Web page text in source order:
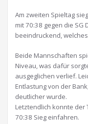
Am zweiten Spieltag
mit 70:38 gegen die SG
beeindruckend,
Beide Mannschaften
Niveau, was dafür
ausgeglichen verlief.
Entlastung von der
deutlicher wurde.
Letztendlich konnte
70:38 Sieg einfahren.